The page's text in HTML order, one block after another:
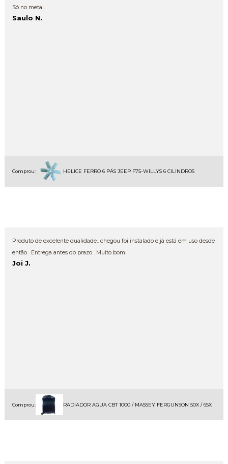
Só no metal.
Saulo N.
Comprou: HELICE FERRO 6 PÁS JEEP F75-WILLYS 6 CILINDROS
Produto de excelente qualidade.. chegou foi instalado e já está em uso desde
então . Entrega antes do prazo . Muito bom.
Joi J.
Comprou: RADIADOR AGUA CBT 1000 / MASSEY FERGUNSON 50X / 65X